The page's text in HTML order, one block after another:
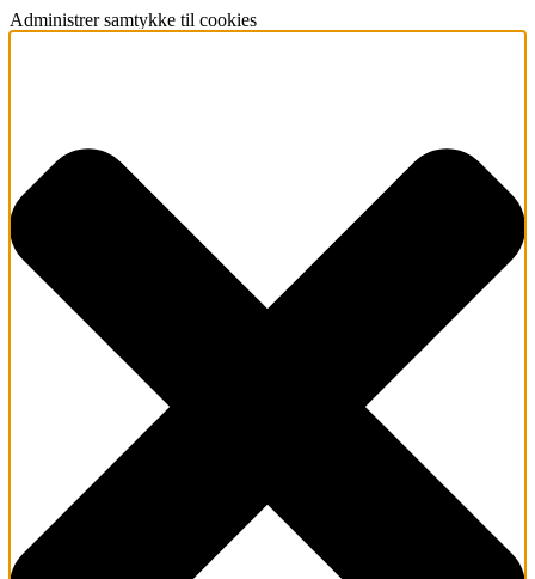
Administrer samtykke til cookies